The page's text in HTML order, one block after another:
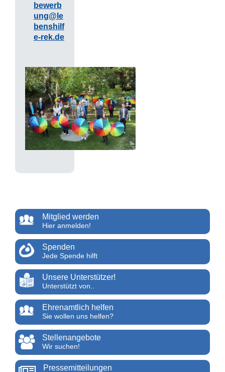
bewerb
ung@le
benshilf
e-rek.de
Mitglied werden
Hier anmelden!
Spenden
Jede Spende hilft
Unsere Unterstützer!
Unterstützt von..
Ehrenamtlich helfen
Sie wollen uns helfen?
Stellenangebote
Wir suchen!
Pressemitteilungen